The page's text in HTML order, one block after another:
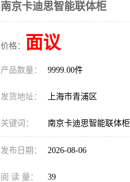
南京卡迪思智能联体柜
价格： 面议
产品数量： 9999.00件
发货地址： 上海市青浦区
关键词： 南京卡迪思智能联体柜
发布日期： 2026-08-06
阅 读 量： 39